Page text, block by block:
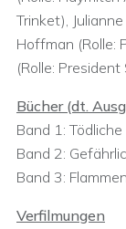
Trinket),
Hoffman (Rolle:
(Rolle: President
Bücher (dt.
Band 1: Tödliche
Band 2:
Band 3:
Verfilmungen